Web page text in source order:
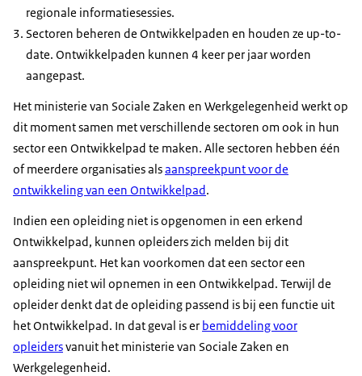
regionale informatiesessies.
Sectoren beheren de Ontwikkelpaden en houden ze up-to-
date. Ontwikkelpaden kunnen 4 keer per jaar worden
aangepast.
Het ministerie van Sociale Zaken en Werkgelegenheid werkt op
dit moment samen met verschillende sectoren om ook in hun
sector een Ontwikkelpad te maken. Alle sectoren hebben één
of meerdere organisaties alsaanspreekpunt voor de
ontwikkeling van een Ontwikkelpad.
Indien een opleiding niet is opgenomen in een erkend
Ontwikkelpad, kunnen opleiders zich melden bij dit
aanspreekpunt. Het kan voorkomen dat een sector een
opleiding niet wil opnemen in een Ontwikkelpad. Terwijl de
opleider denkt dat de opleiding passend is bij een functie uit
het Ontwikkelpad. In dat geval is er bemiddeling voor
opleidersvanuit het ministerie van Sociale Zaken en
Werkgelegenheid.